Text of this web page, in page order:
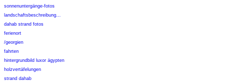
sonnenuntergänge-fotos
landschaftsbeschreibung...
dahab strand fotos
ferienort
/georgien
fahrten
hintergrundbild luxor ägypten
holzvertäfelungen
strand dahab